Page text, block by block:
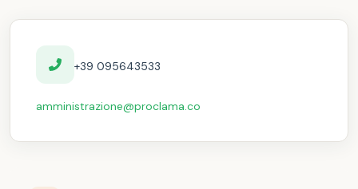
+39 095643533
amministrazione@proclama.co